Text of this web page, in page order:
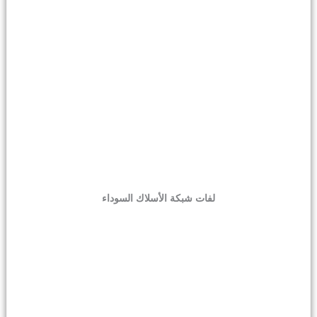
لفات شبكة الأسلاك السوداء